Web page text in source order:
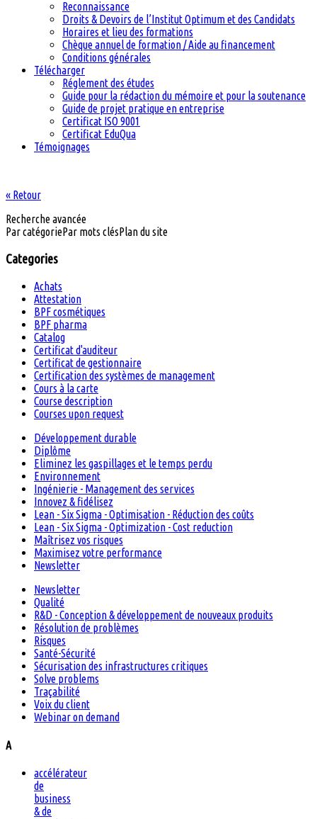
Reconnaissance
Droits & Devoirs de l’Institut Optimum et des Candidats
Horaires et lieu des formations
Chèque annuel de formation / Aide au financement
Conditions générales
Télécharger
Réglement des études
Guide pour la rédaction du mémoire et pour la soutenance
Guide de projet pratique en entreprise
Certificat ISO 9001
Certificat EduQua
Témoignages
« Retour
Recherche avancée
Par catégoriePar mots clésPlan du site
Categories
Achats
Attestation
BPF cosmétiques
BPF pharma
Catalog
Certificat d'auditeur
Certificat de gestionnaire
Certification des systèmes de management
Cours à la carte
Course description
Courses upon request
Développement durable
Diplôme
Eliminez les gaspillages et le temps perdu
Environnement
Ingénierie - Management des services
Innovez & fidélisez
Lean - Six Sigma - Optimisation - Réduction des coûts
Lean - Six Sigma - Optimization - Cost reduction
Maîtrisez vos risques
Maximisez votre performance
Newsletter
Newsletter
Qualité
R&D - Conception & développement de nouveaux produits
Résolution de problèmes
Risques
Santé-Sécurité
Sécurisation des infrastructures critiques
Solve problems
Traçabilité
Voix du client
Webinar on demand
A
accélérateur
de
business
& de